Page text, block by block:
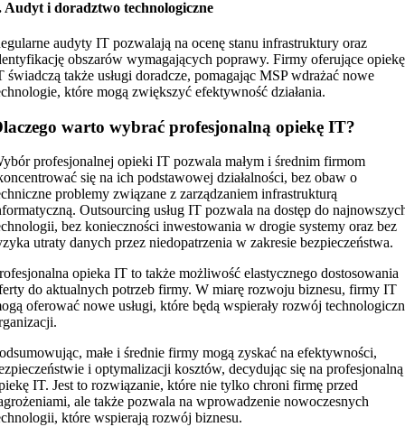
Audyt i doradztwo technologiczne
audyty IT pozwalają na ocenę stanu infrastruktury oraz
obszarów wymagających poprawy. Firmy oferujące opiekę
świadczą także usługi doradcze, pomagając MSP wdrażać nowe
które mogą zwiększyć efektywność działania.
warto wybrać profesjonalną opiekę IT?
profesjonalnej opieki IT pozwala małym i średnim firmom
się na ich podstawowej działalności, bez obaw o
problemy związane z zarządzaniem infrastrukturą
Outsourcing usług IT pozwala na dostęp do
bez konieczności inwestowania w drogie systemy oraz bez
utraty danych przez niedopatrzenia w zakresie bezpieczeństwa.
opieka IT to także możliwość elastycznego dostosowania
do aktualnych potrzeb firmy. W miarę rozwoju biznesu, firmy IT
oferować nowe usługi, które będą wspierały rozwój
małe i średnie firmy mogą zyskać na efektywności,
i optymalizacji kosztów, decydując się na profesjonalną
IT. Jest to rozwiązanie, które nie tylko chroni firmę przed
ale także pozwala na wprowadzenie nowoczesnych
które wspierają rozwój biznesu.